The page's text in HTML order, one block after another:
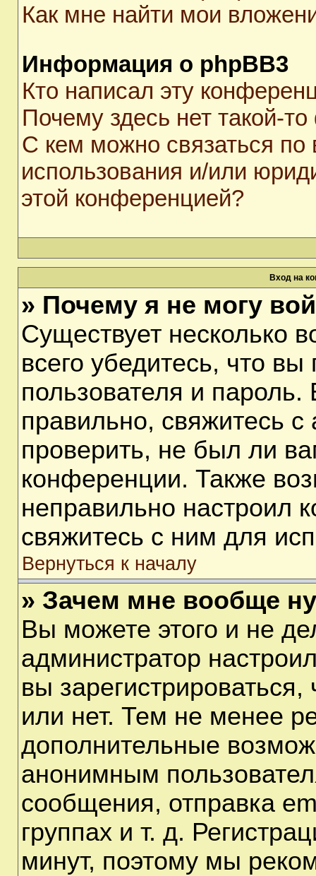
Как мне найти мои
Информация о phpBB3
Кто написал эту
Почему здесь нет такой-
С кем можно связаться по
использования и/или
этой конференцией?
Вход на
» Почему я не могу
Существует несколько
всего убедитесь, что
пользователя и
правильно, свяжитесь
проверить, не был ли
конференции. Также
неправильно настроил
свяжитесь с ним для
Вернуться к началу
» Зачем мне вообще
Вы можете этого и не
администратор
вы
или нет. Тем не менее
дополнительные
анонимным
сообщения, отправка
группах и т. д.
минут, поэтому мы